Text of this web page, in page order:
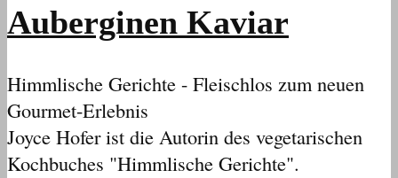
Auberginen Kaviar
Himmlische Gerichte - Fleischlos zum neuen
Gourmet-Erlebnis
Joyce Hofer ist die Autorin des vegetarischen
Kochbuches "Himmlische Gerichte".